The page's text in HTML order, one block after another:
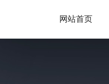
网站首页